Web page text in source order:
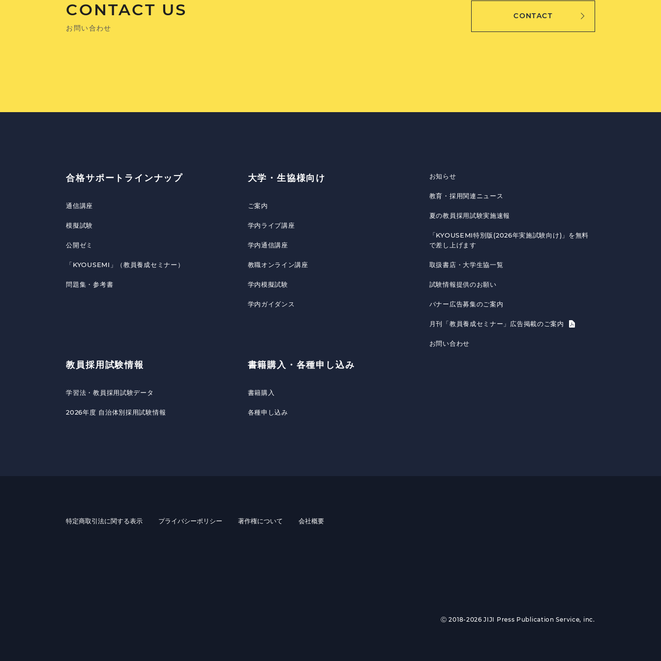
CONTACT US
お問い合わせ
CONTACT
合格サポートラインナップ
通信講座
模擬試験
公開ゼミ
「KYOUSEMI」（教員養成セミナー）
問題集・参考書
教員採用試験情報
学習法・教員採用試験データ
2026年度 自治体別採用試験情報
大学・生協様向け
ご案内
学内ライブ講座
学内通信講座
教職オンライン講座
学内模擬試験
学内ガイダンス
書籍購入・各種申し込み
書籍購入
各種申し込み
お知らせ
教育・採用関連ニュース
夏の教員採用試験実施速報
「KYOUSEMI特別版(2026年実施試験向け)」を無料
で差し上げます
取扱書店・大学生協一覧
試験情報提供のお願い
バナー広告募集のご案内
月刊「教員養成セミナー」広告掲載のご案内
お問い合わせ
特定商取引法に関する表示 プライバシーポリシー 著作権について 会社概要
Ⓒ 2018-2026 JIJI Press Publication Service, inc.